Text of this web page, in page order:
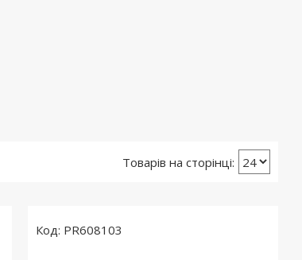
PR608103